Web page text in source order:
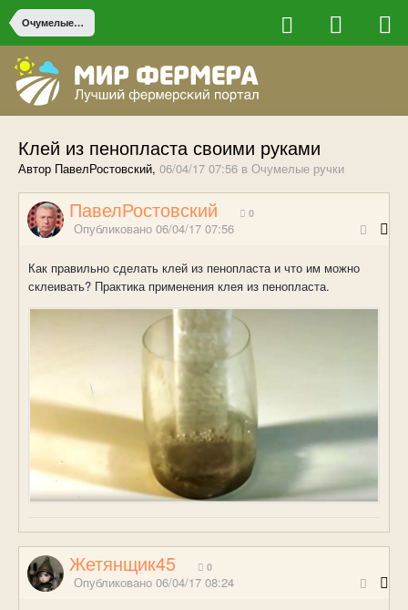
Очумелые ручки
Клей из пенопласта своими руками
Автор ПавелРостовский, 06/04/17 07:56 в Очумелые ручки
ПавелРостовский 0
Опубликовано 06/04/17 07:56
Как правильно сделать клей из пенопласта и что им можно
склеивать? Практика применения клея из пенопласта.
Жетянщик45 0
Опубликовано 06/04/17 08:24